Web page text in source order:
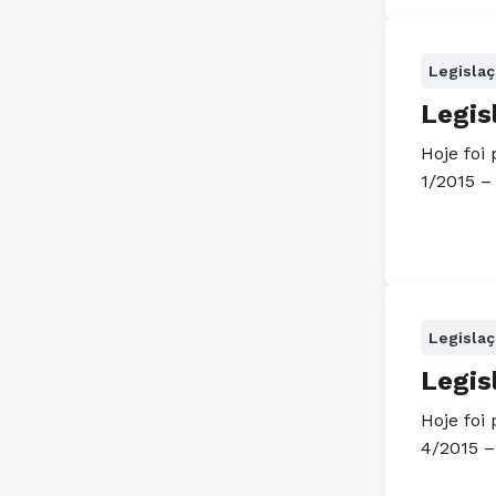
Hoje foi
1/2015 –
Hoje foi
4/2015 –